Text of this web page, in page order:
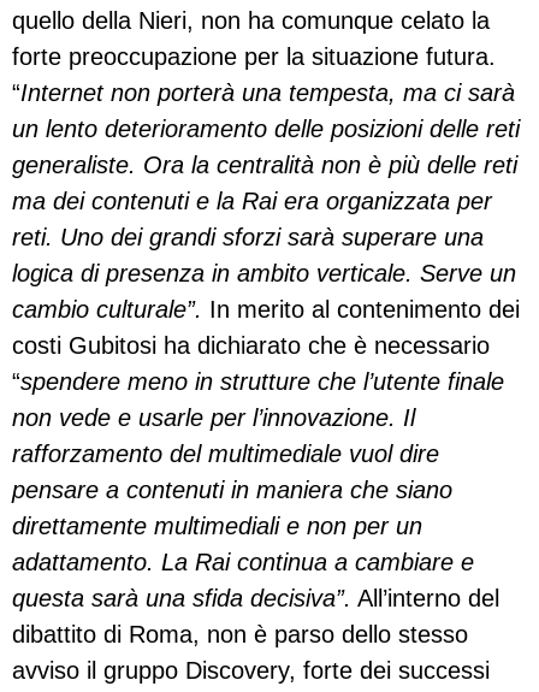
quello della Nieri, non ha comunque celato la
forte preoccupazione per la situazione futura.
“Internet non porterà una tempesta, ma ci sarà
un lento deterioramento delle posizioni delle reti
generaliste. Ora la centralità non è più delle reti
ma dei contenuti e la Rai era organizzata per
reti. Uno dei grandi sforzi sarà superare una
logica di presenza in ambito verticale. Serve un
cambio culturale”. In merito al contenimento dei
costi Gubitosi ha dichiarato che è necessario
“spendere meno in strutture che l’utente finale
non vede e usarle per l’innovazione. Il
rafforzamento del multimediale vuol dire
pensare a contenuti in maniera che siano
direttamente multimediali e non per un
adattamento. La Rai continua a cambiare e
questa sarà una sfida decisiva”. All’interno del
dibattito di Roma, non è parso dello stesso
avviso il gruppo Discovery, forte dei successi